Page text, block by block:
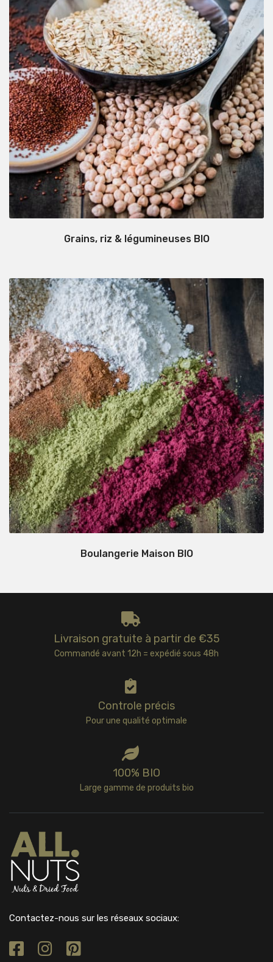
Grains, riz & légumineuses BIO
Boulangerie Maison BIO
Livraison gratuite à partir de €35
Commandé avant 12h = expédié sous 48h
Controle précis
Pour une qualité optimale
100% BIO
Large gamme de produits bio
Contactez-nous sur les réseaux sociaux: